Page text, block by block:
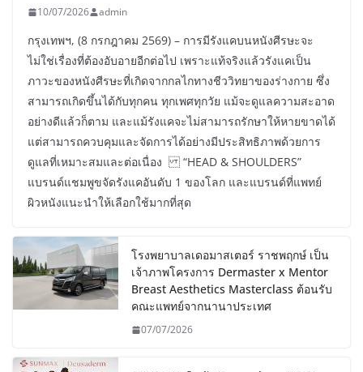
10/07/2026 admin
กรุงเทพฯ, (8 กรกฎาคม 2569) – การมีรังแคบนหนังศีรษะจะ
ไม่ใช่เรื่องที่ต้องอับอายอีกต่อไป เพราะแท้จริงแล้วรังแคเป็น
ภาวะของหนังศีรษะที่เกิดจากกลไกทางชีววิทยาของร่างกาย ซึ่ง
สามารถเกิดขึ้นได้กับทุกคน ทุกเพศทุกวัย แม้จะดูแลความสะอาด
อย่างดีแล้วก็ตาม และแม้รังแคจะไม่สามารถรักษาให้หายขาดได้
แต่สามารถควบคุมและจัดการได้อย่างมีประสิทธิภาพด้วยการ
ดูแลที่เหมาะสมและต่อเนื่อง “HEAD & SHOULDERS”
แบรนด์แชมพูขจัดรังแคอันดับ 1 ของโลก และแบรนด์ที่แพทย์
ผิวหนังแนะนำให้เลือกใช้มากที่สุด
โรงพยาบาลเดอมาสเตอร์ ราชพฤกษ์ เป็น
เจ้าภาพโครงการ Dermaster x Mentor
Breast Aesthetics Masterclass ต้อนรับ
คณะแพทย์จากนานาประเทศ
07/07/2026